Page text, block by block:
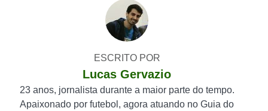
ESCRITO POR
Lucas Gervazio
23 anos, jornalista durante a maior parte do tempo.
Apaixonado por futebol, agora atuando no Guia do